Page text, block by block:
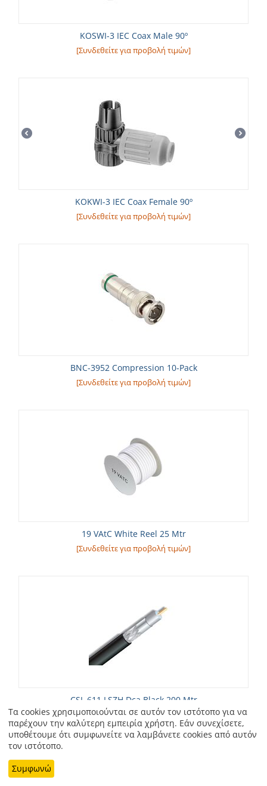
KOSWI-3 IEC Coax Male 90º
[Συνδεθείτε για προβολή τιμών]
KOKWI-3 IEC Coax Female 90º
[Συνδεθείτε για προβολή τιμών]
BNC-3952 Compression 10-Pack
[Συνδεθείτε για προβολή τιμών]
19 VAtC White Reel 25 Mtr
[Συνδεθείτε για προβολή τιμών]
CSL 611 LSZH Dca Black 200 Mtr
[Συνδεθείτε για προβολή τιμών]
Τα cookies χρησιμοποιούνται σε αυτόν τον ιστότοπο για να
παρέχουν την καλύτερη εμπειρία χρήστη. Εάν συνεχίσετε,
υποθέτουμε ότι συμφωνείτε να λαμβάνετε cookies από αυτόν
τον ιστότοπο.
Συμφωνώ